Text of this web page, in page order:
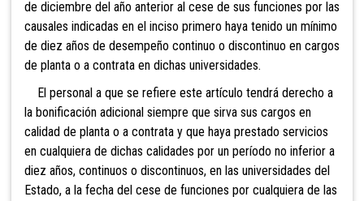
de diciembre del año anterior al cese de sus funciones por las
causales indicadas en el inciso primero haya tenido un mínimo
de diez años de desempeño continuo o discontinuo en cargos
de planta o a contrata en dichas universidades.
El personal a que se refiere este artículo tendrá derecho a
la bonificación adicional siempre que sirva sus cargos en
calidad de planta o a contrata y que haya prestado servicios
en cualquiera de dichas calidades por un período no inferior a
diez años, continuos o discontinuos, en las universidades del
Estado, a la fecha del cese de funciones por cualquiera de las